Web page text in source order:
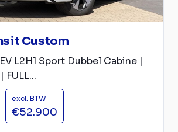
Custom
L2H1 Sport Dubbel Cabine |
FULL...
excl. BTW
€52.900